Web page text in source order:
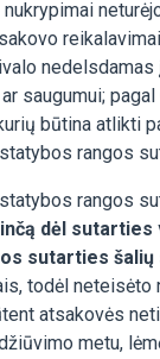
saugumui;
būtina atlikti
rangos
rangos
dėl
sutarties
todėl neteisėto
atsakovės
metu,